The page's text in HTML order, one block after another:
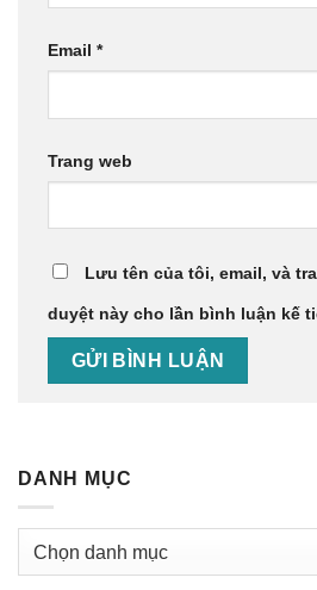
Email *
Trang web
Lưu tên của tôi, email, và
duyệt này cho lần bình luận kế
DANH MỤC
Danh